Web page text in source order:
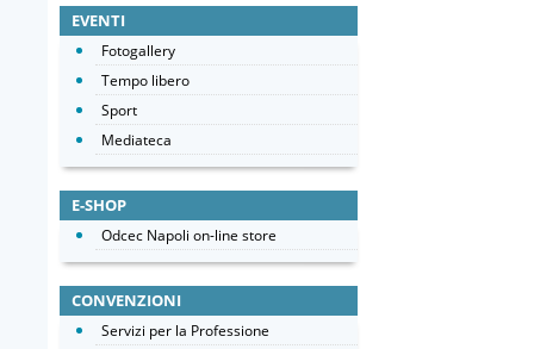
EVENTI
Fotogallery
Tempo libero
Sport
Mediateca
E-SHOP
Odcec Napoli on-line store
CONVENZIONI
Servizi per la Professione